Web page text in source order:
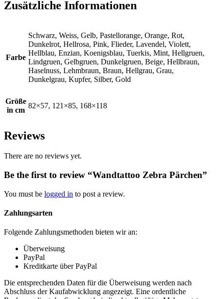
Zusätzliche Informationen
Farbe
Schwarz, Weiss, Gelb, Pastellorange, Orange, Rot,
Dunkelrot, Hellrosa, Pink, Flieder, Lavendel, Violett,
Hellblau, Enzian, Koenigsblau, Tuerkis, Mint, Hellgruen,
Lindgruen, Gelbgruen, Dunkelgruen, Beige, Hellbraun,
Haselnuss, Lehmbraun, Braun, Hellgrau, Grau,
Dunkelgrau, Kupfer, Silber, Gold
Größe
in cm
82×57, 121×85, 168×118
Reviews
There are no reviews yet.
Be the first to review “Wandtattoo Zebra Pärchen”
You must be logged in to post a review.
Zahlungsarten
Folgende Zahlungsmethoden bieten wir an:
Überweisung
PayPal
Kreditkarte über PayPal
Die entsprechenden Daten für die Überweisung werden nach
Abschluss der Kaufabwicklung angezeigt. Eine ordentliche